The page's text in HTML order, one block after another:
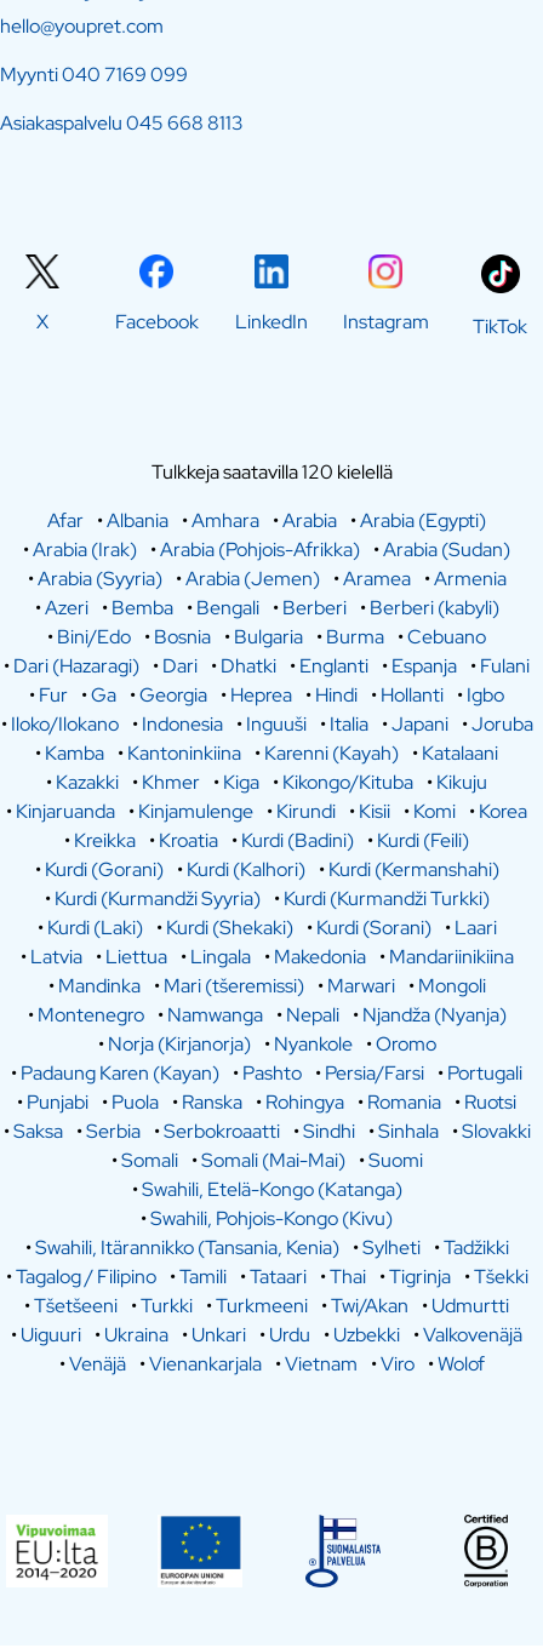
hello@youpret.com
Myynti040 7169 099
Asiakaspalvelu045 668 8113
X Facebook LinkedIn Instagram TikTok
Tulkkeja saatavilla 120 kielellä
Afar •Albania •Amhara •Arabia •Arabia (Egypti)
•Arabia (Irak) •Arabia (Pohjois-Afrikka) •Arabia (Sudan)
•Arabia (Syyria) •Arabia (Jemen) •Aramea •Armenia
•Azeri •Bemba •Bengali •Berberi •Berberi (kabyli)
•Bini/Edo •Bosnia •Bulgaria •Burma •Cebuano
•Dari (Hazaragi) •Dari •Dhatki •Englanti •Espanja •Fulani
•Fur •Ga •Georgia •Heprea •Hindi •Hollanti •Igbo
•Iloko/Ilokano •Indonesia •Inguuši •Italia •Japani •Joruba
•Kamba •Kantoninkiina •Karenni (Kayah) •Katalaani
•Kazakki •Khmer •Kiga •Kikongo/Kituba •Kikuju
•Kinjaruanda •Kinjamulenge •Kirundi •Kisii •Komi •Korea
•Kreikka •Kroatia •Kurdi (Badini) •Kurdi (Feili)
•Kurdi (Gorani) •Kurdi (Kalhori) •Kurdi (Kermanshahi)
•Kurdi (Kurmandži Syyria) •Kurdi (Kurmandži Turkki)
•Kurdi (Laki) •Kurdi (Shekaki) •Kurdi (Sorani) •Laari
•Latvia •Liettua •Lingala •Makedonia •Mandariinikiina
•Mandinka •Mari (tšeremissi) •Marwari •Mongoli
•Montenegro •Namwanga •Nepali •Njandža (Nyanja)
•Norja (Kirjanorja) •Nyankole •Oromo
•Padaung Karen (Kayan) •Pashto •Persia/Farsi •Portugali
•Punjabi •Puola •Ranska •Rohingya •Romania •Ruotsi
•Saksa •Serbia •Serbokroaatti •Sindhi •Sinhala •Slovakki
•Somali •Somali (Mai-Mai) •Suomi
•Swahili, Etelä-Kongo (Katanga)
•Swahili, Pohjois-Kongo (Kivu)
•Swahili, Itärannikko (Tansania, Kenia) •Sylheti •Tadžikki
•Tagalog / Filipino •Tamili •Tataari •Thai •Tigrinja •Tšekki
•Tšetšeeni •Turkki •Turkmeeni •Twi/Akan •Udmurtti
•Uiguuri •Ukraina •Unkari •Urdu •Uzbekki •Valkovenäjä
•Venäjä •Vienankarjala •Vietnam •Viro •Wolof